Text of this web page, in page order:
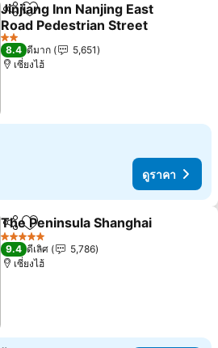
แชร์ เพิ่มในรายการโปรด
Jinjiang Inn Nanjing East
Road Pedestrian Street
2 ดาว
8.4 ดีมาก
5,651
เซี่ยงไฮ้
ดูราคา
แชร์ เพิ่มในรายการโปรด
The Peninsula Shanghai
5 ดาว
9.4 ดีเลิศ
5,786
เซี่ยงไฮ้